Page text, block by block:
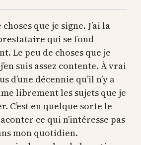
que je signe. J’ai la
qui se fond
Le peu de choses que je
suis assez contente. À vrai
d’une décennie qu’il n’y a
librement les sujets que je
C’est en quelque sorte le
ce qui n’intéresse pas
mon quotidien.